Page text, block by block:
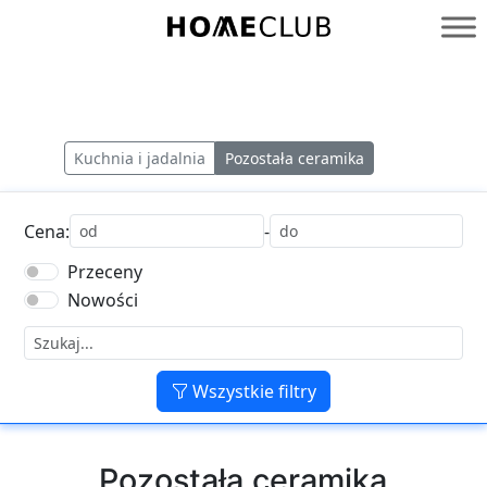
Homeclub
Kuchnia i jadalnia Pozostała ceramika
Cena:
-
Przeceny
Nowości
Wszystkie filtry